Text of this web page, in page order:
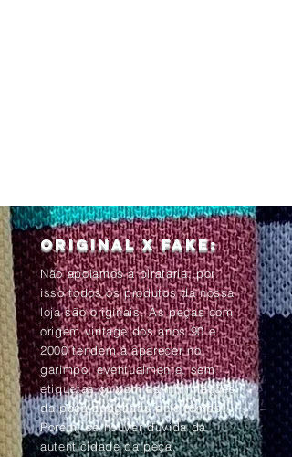
Original x Fake:
Não apoiamos a pirataria, por
isso todos os produtos da nossa
loja são originais. As peças com
origem vintage dos anos 90 e
2000 tendem à aparecer no
garimpo, eventualmente, sem
etiquetas ou com as informações
da peça apagadas pelo tempo.
Porém, se houver dúvida da
autenticidade da peça,